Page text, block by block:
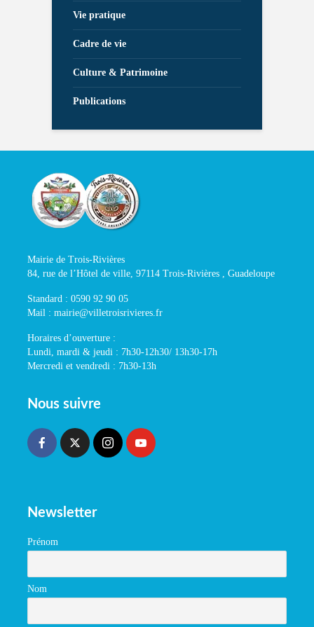
Vie pratique
Cadre de vie
Culture & Patrimoine
Publications
Mairie de Trois-Rivières
84, rue de l’Hôtel de ville, 97114 Trois-Rivières , Guadeloupe
Standard : 0590 92 90 05
Mail : mairie@villetroisrivieres.fr
Horaires d’ouverture :
Lundi, mardi & jeudi : 7h30-12h30/ 13h30-17h
Mercredi et vendredi : 7h30-13h
Nous suivre
Newsletter
Prénom
Nom